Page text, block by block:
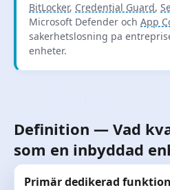
BitLocker, Credential Guard,
Microsoft Defender och App
sakerhetslosning pa
enheter.
Definition — Vad
som en inbyddad
Primär dedikerad funktion